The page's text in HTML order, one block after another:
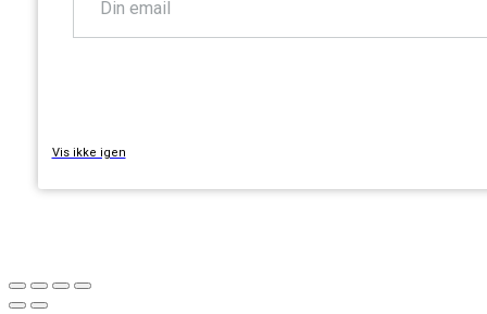
Vis ikke igen